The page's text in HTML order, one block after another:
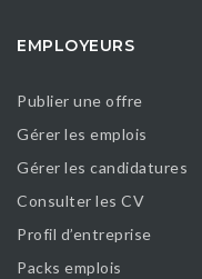
EMPLOYEURS
Publier une offre
Gérer les emplois
Gérer les candidatures
Consulter les CV
Profil d’entreprise
Packs emplois